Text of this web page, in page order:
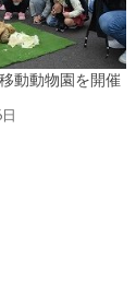
動動物園を開催